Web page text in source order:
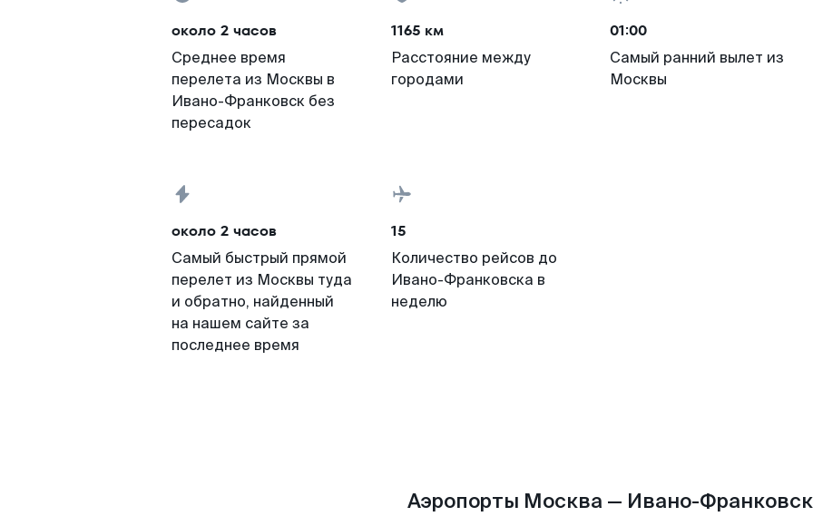
около 2 часов
Среднее время
перелета из Москвы в
Ивано-Франковск без
пересадок
1165 км
Расстояние между
городами
01:00
Самый ранний вылет из
Москвы
около 2 часов
Самый быстрый прямой
перелет из Москвы туда
и обратно, найденный
на нашем сайте за
последнее время
15
Количество рейсов до
Ивано-Франковска в
неделю
Аэропорты Москва — Ивано-Франковск